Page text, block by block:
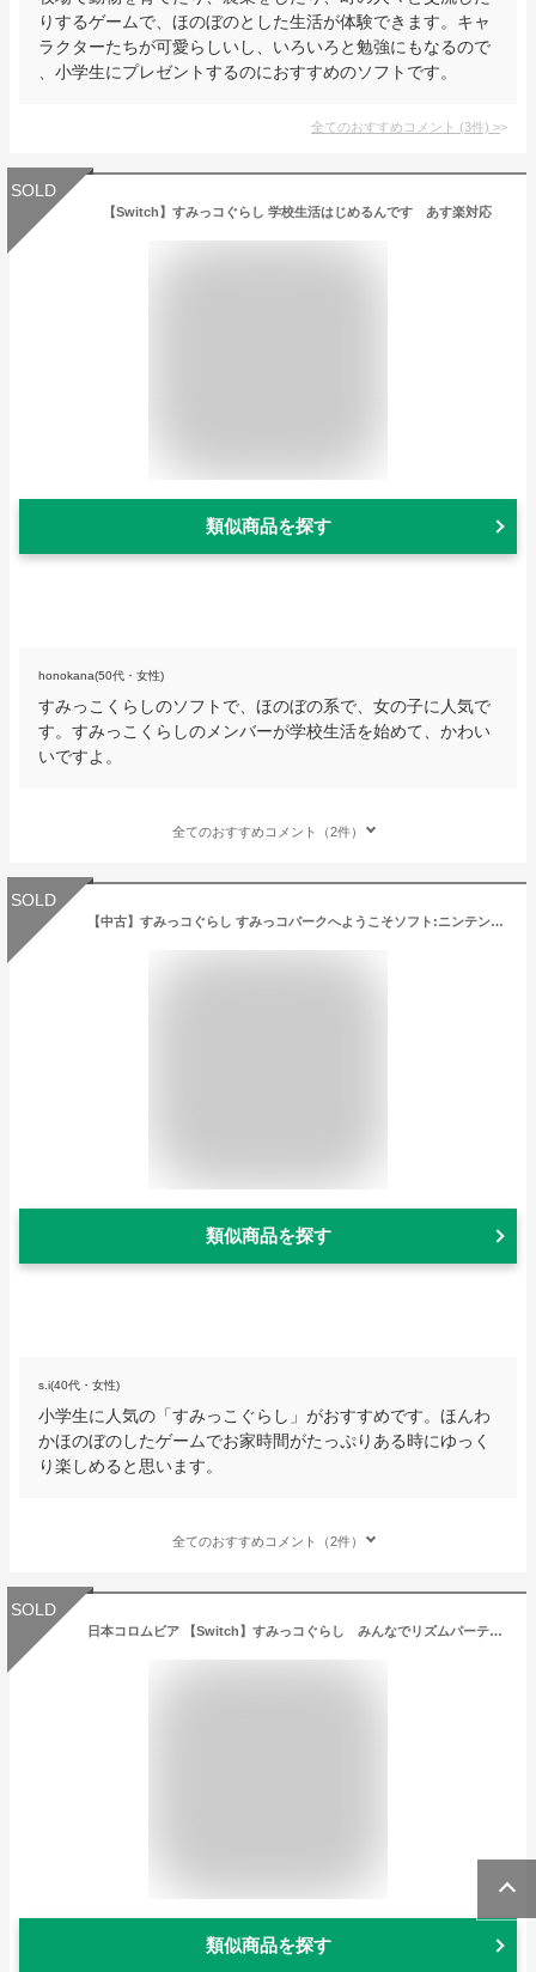
りするゲームで、ほのぼのとした生活が体験できます。キャ
ラクターたちが可愛らしいし、いろいろと勉強にもなるので
、小学生にプレゼントするのにおすすめのソフトです。
全てのおすすめコメント (3件) >
SOLD
【Switch】すみっコぐらし 学校生活はじめるんです あす楽対応
類似商品を探す
honokana(50代・女性)
すみっこくらしのソフトで、ほのぼの系で、女の子に人気で
す。すみっこくらしのメンバーが学校生活を始めて、かわい
いですよ。
全てのおすすめコメント（2件）
SOLD
【中古】すみっコぐらし すみっコパークへようこそソフト:ニンテンドーSwitchソフト／パーティ・ゲーム
類似商品を探す
s.i(40代・女性)
小学生に人気の「すみっこぐらし」がおすすめです。ほんわ
かほのぼのしたゲームでお家時間がたっぷりある時にゆっく
り楽しめると思います。
全てのおすすめコメント（2件）
SOLD
日本コロムビア 【Switch】すみっコぐらし みんなでリズムパーティ [HAC-P-BAB8A NSW スミッコグラシ ミンナデリズムパ-ティ]
類似商品を探す